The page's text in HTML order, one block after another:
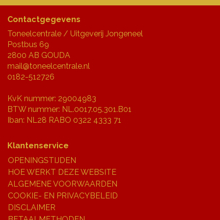
Contactgegevens
Toneelcentrale / Uitgeverij Jongeneel
Postbus 69
2800 AB GOUDA
mail@toneelcentrale.nl
0182-512726
KvK nummer: 29004983
BTW nummer: NL.0017.05.301.B01
Iban: NL28 RABO 0322 4333 71
Klantenservice
OPENINGSTIJDEN
HOE WERKT DEZE WEBSITE
ALGEMENE VOORWAARDEN
COOKIE- EN PRIVACYBELEID
DISCLAIMER